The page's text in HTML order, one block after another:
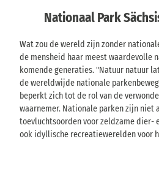
Nationaal Park
Wat zou de wereld zijn zonder
de mensheid haar meest waardevolle
komende generaties. "Natuur natuur
de wereldwijde nationale
beperkt zich tot de rol van de
waarnemer. Nationale parken zijn niet
toevluchtsoorden voor zeldzame dier-
ook idyllische recreatiewerelden voor